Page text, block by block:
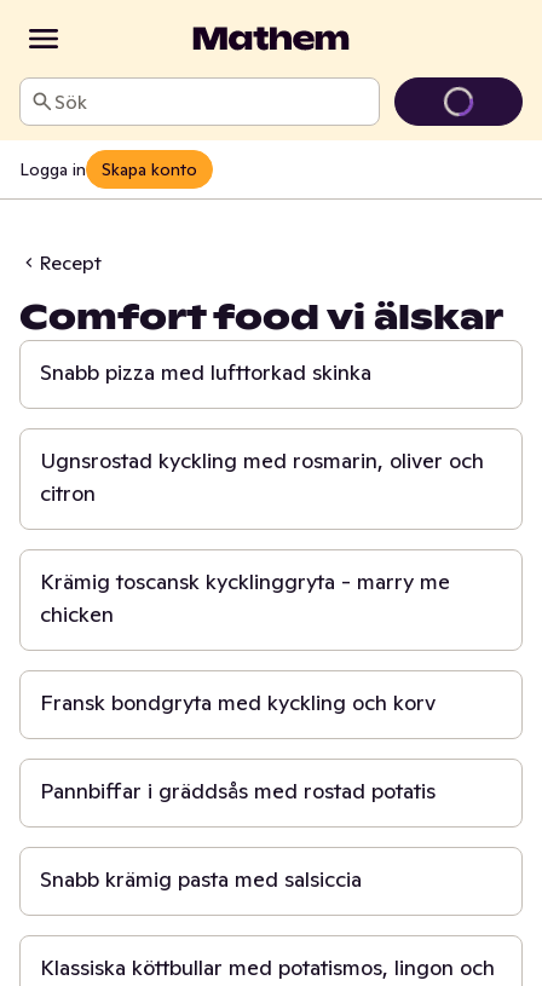
Sök
Logga in Skapa konto
Recept
Comfort food vi älskar
15 min
Snabb pizza med lufttorkad skinka
1 t 30 min
Ugnsrostad kyckling med rosmarin, oliver och
citron
30 min
Krämig toscansk kycklinggryta - marry me
chicken
45 min
Fransk bondgryta med kyckling och korv
45 min
Pannbiffar i gräddsås med rostad potatis
15 min
Snabb krämig pasta med salsiccia
45 min
Klassiska köttbullar med potatismos, lingon och